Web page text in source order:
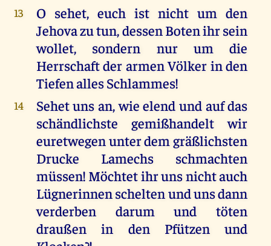
13
O sehet, euch ist nicht um den
Jehova zu tun, dessen Boten ihr sein
wollet, sondern nur um die
Herrschaft der armen Völker in den
Tiefen alles Schlammes!
14
Sehet uns an, wie elend und auf das
schändlichste gemißhandelt wir
euretwegen unter dem gräßlichsten
Drucke Lamechs schmachten
müssen! Möchtet ihr uns nicht auch
Lügnerinnen schelten und uns dann
verderben darum und töten
draußen in den Pfützen und